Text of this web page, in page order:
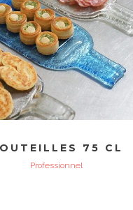
75 CL
Professionnel